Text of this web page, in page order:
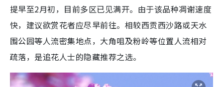
提早至2月初，目前多区已见满开。由于该品种凋谢速度
快，建议欲赏花者应尽早前往。相较西贡西沙路或天水
围公园等人流密集地点，大角咀及粉岭等位置人流相对
疏落，是追花人士的隐藏推荐之选。